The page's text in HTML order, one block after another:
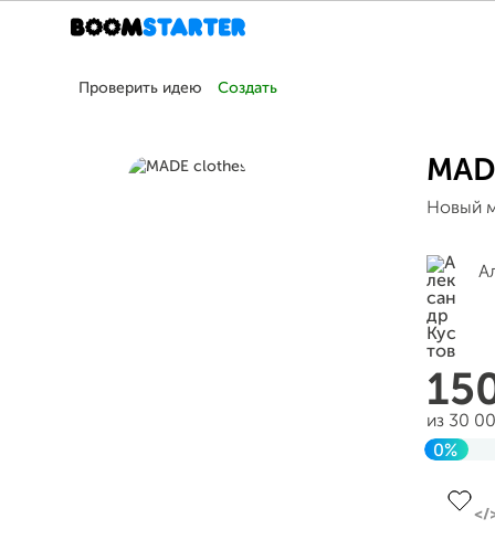
Проверить идею Создать
Новый
из 30
0%